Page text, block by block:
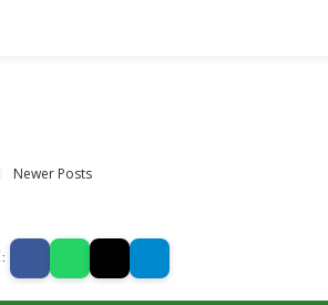
Newer Posts